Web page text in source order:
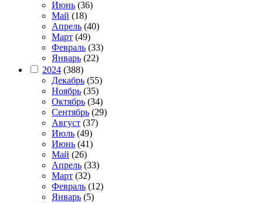
Июнь (36)
Май (18)
Апрель (40)
Март (49)
Февраль (33)
Январь (22)
2024 (388)
Декабрь (55)
Ноябрь (35)
Октябрь (34)
Сентябрь (29)
Август (37)
Июль (49)
Июнь (41)
Май (26)
Апрель (33)
Март (32)
Февраль (12)
Январь (5)